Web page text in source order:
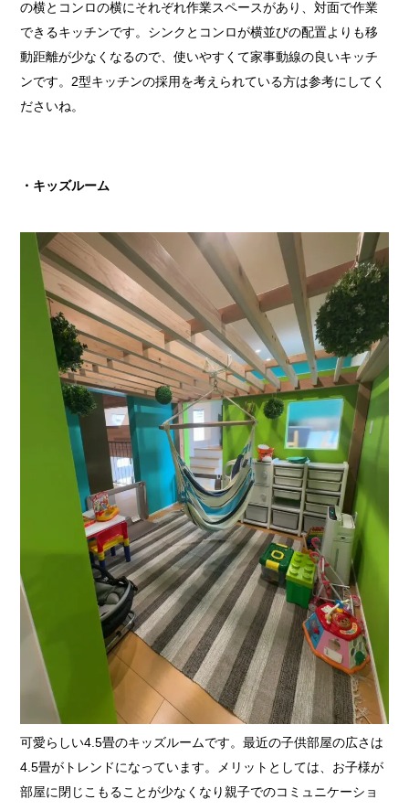
の横とコンロの横にそれぞれ作業スペースがあり、対面で作業
できるキッチンです。シンクとコンロが横並びの配置よりも移
動距離が少なくなるので、使いやすくて家事動線の良いキッチ
ンです。2型キッチンの採用を考えられている方は参考にしてく
ださいね。
・キッズルーム
可愛らしい4.5畳のキッズルームです。最近の子供部屋の広さは
4.5畳がトレンドになっています。メリットとしては、お子様が
部屋に閉じこもることが少なくなり親子でのコミュニケーショ